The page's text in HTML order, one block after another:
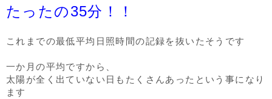
たったの35分！！
これまでの最低平均日照時間の記録を抜いたそうです
一か月の平均ですから、
太陽が全く出ていない日もたくさんあったという事になり
ます